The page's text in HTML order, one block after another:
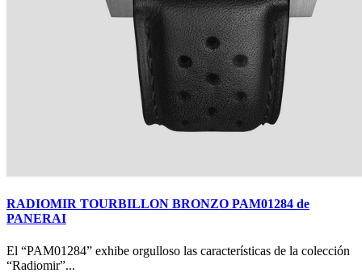
RADIOMIR TOURBILLON BRONZO PAM01284 de
PANERAI
El “PAM01284” exhibe orgulloso las características de la colección
“Radiomir”...